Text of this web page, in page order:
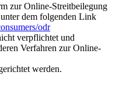
zur Online-Streitbeilegung
dem folgenden Link
odr
verpflichtet und
Verfahren zur Online-
werden.